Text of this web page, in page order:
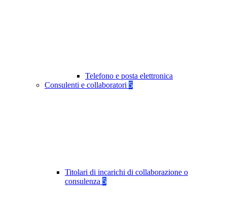
Telefono e posta elettronica
Consulenti e collaboratori 5
Titolari di incarichi di collaborazione o
consulenza 5